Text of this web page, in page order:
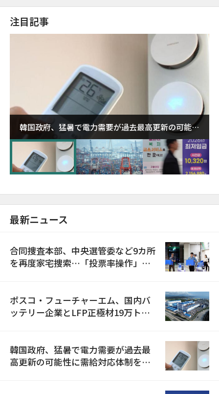
注目記事
韓国政府、猛暑で電力需要が過去最高更新の可能性
に需給対応体制を点検
最新ニュース
合同捜査本部、中央選管委など9カ所
を再度家宅捜索…「投票率操作」の
ポスコ・フューチャーエム、国内バ
ッテリー企業とLFP正極材19万トン
韓国政府、猛暑で電力需要が過去最
高更新の可能性に需給対応体制を点